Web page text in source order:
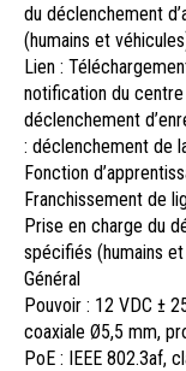
du déclenchement
(humains et
Lien :
notification du centre
déclenchement
: déclenchement de
Fonction
Franchissement de
Prise en charge du
spécifiés (humains
Général
Pouvoir : 12 VDC ±
coaxiale Ø5,5 mm,
PoE : IEEE 802.3af,